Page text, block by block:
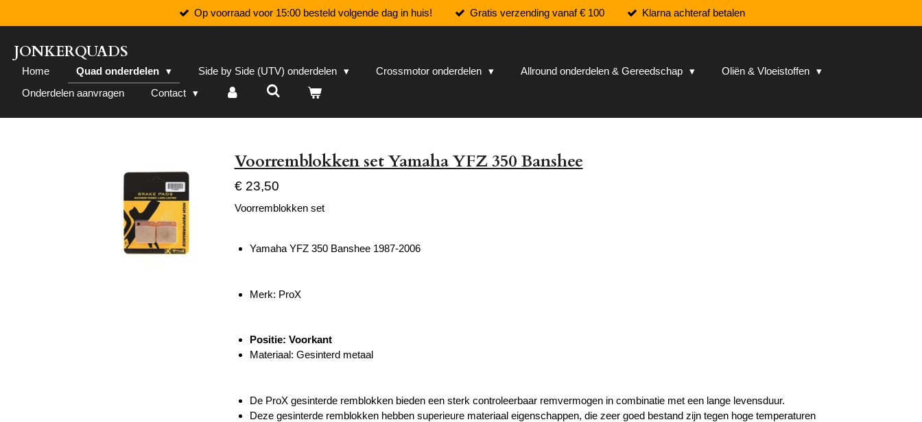
direct
naar
de
hoofdinhoud
Op voorraad voor 15:00 besteld volgende dag in huis! Gratis verzending vanaf € 100 Klarna achteraf betalen
JONKERQUADS
Home Quad onderdelen Side by Side (UTV) onderdelen Crossmotor onderdelen Allround onderdelen & Gereedschap
Oliën & Vloeistoffen
Onderdelen aanvragen
Contact
Voorremblokken set Yamaha YFZ 350 Banshee
€ 23,50
Voorremblokken set
Yamaha YFZ 350 Banshee 1987-2006
Merk: ProX
Positie: Voorkant
Materiaal: Gesinterd metaal
De ProX gesinterde remblokken bieden een sterk controleerbaar remvermogen in combinatie met een lange levensduur.
Deze gesinterde remblokken hebben superieure materiaal eigenschappen, die zeer goed bestand zijn tegen hoge temperaturen